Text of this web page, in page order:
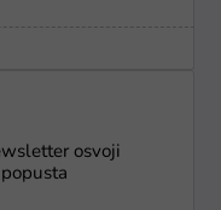
osvoji